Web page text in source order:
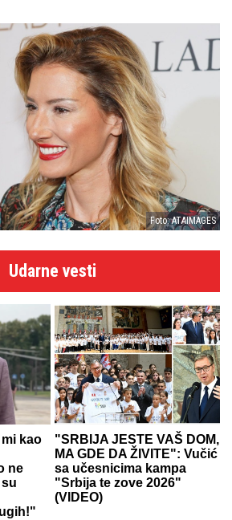
Foto: ATAIMAGES
Udarne vesti
kao
ne
"SRBIJA JESTE VAŠ DOM,
MA GDE DA ŽIVITE": Vučić
sa učesnicima kampa
"Srbija te zove 2026"
(VIDEO)